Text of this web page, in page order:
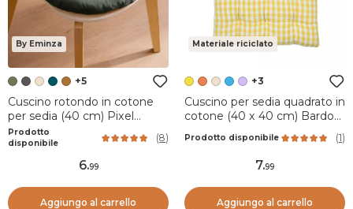
By Eminza
+5
Cuscino rotondo in cotone
per sedia (40 cm) Pixel
Verde cachi
Prodotto
disponibile
(8)
6.99
Aggiungo al carrello
Materiale riciclato
+3
Cuscino per sedia quadrato in
cotone (40 x 40 cm) Bardot
Prodotto disponibile (1)
7.99
Aggiungo al carrello